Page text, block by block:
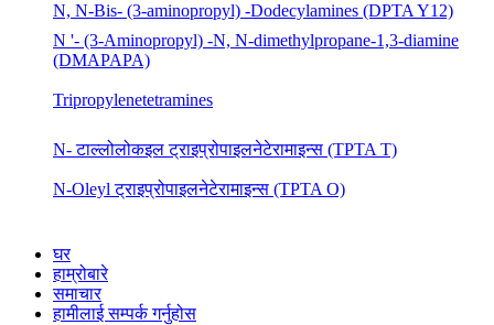
N, N-Bis- (3-aminopropyl) -Dodecylamines (DPTA Y12)
N '- (3-Aminopropyl) -N, N-dimethylpropane-1,3-diamine
(DMAPAPA)
Tripropylenetetramines
N- टाल्लोलोकइल ट्राइप्रोपाइलनेटेरामाइन्स (TPTA T)
N-Oleyl ट्राइप्रोपाइलनेटेरामाइन्स (TPTA O)
घर
हाम्रोबारे
समाचार
हामीलाई सम्पर्क गर्नुहोस